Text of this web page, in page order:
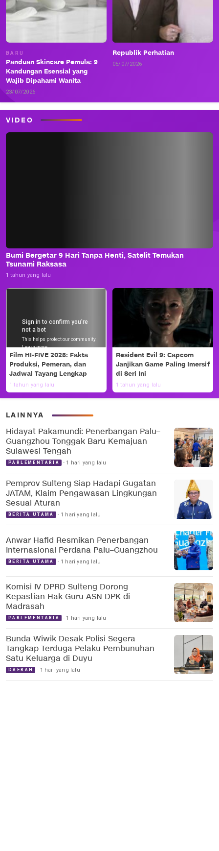
BARU
Panduan Skincare Pemula: 9
Kandungan Esensial yang
Wajib Dipahami Wanita
23/07/2026
Republik Perhatian
05/07/2026
VIDEO
Bumi Bergetar 9 Hari Tanpa Henti, Satelit Temukan
Tsunami Raksasa
1 tahun yang lalu
Film HI-FIVE 2025: Fakta
Produksi, Pemeran, dan
Jadwal Tayang Lengkap
1 tahun yang lalu
Resident Evil 9: Capcom
Janjikan Game Paling Imersif
di Seri Ini
1 tahun yang lalu
LAINNYA
Hidayat Pakamundi: Penerbangan Palu–
Guangzhou Tonggak Baru Kemajuan
Sulawesi Tengah
PARLEMENTARIA 1 hari yang lalu
Pemprov Sulteng Siap Hadapi Gugatan
JATAM, Klaim Pengawasan Lingkungan
Sesuai Aturan
BERITA UTAMA 1 hari yang lalu
Anwar Hafid Resmikan Penerbangan
Internasional Perdana Palu–Guangzhou
BERITA UTAMA 1 hari yang lalu
Komisi IV DPRD Sulteng Dorong
Kepastian Hak Guru ASN DPK di
Madrasah
PARLEMENTARIA 1 hari yang lalu
Bunda Wiwik Desak Polisi Segera
Tangkap Terduga Pelaku Pembunuhan
Satu Keluarga di Duyu
DAERAH 1 hari yang lalu